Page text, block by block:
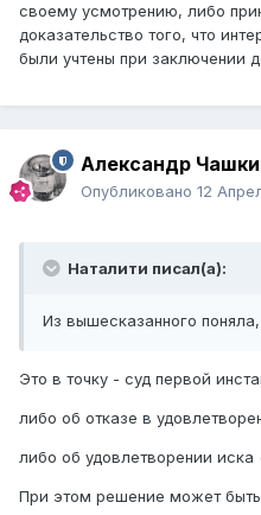
своему усмотрению, либо
доказательство того, что
были учтены при заключении
Александр
Опубликовано 12
Наталити писал(а):
Из вышесказанного поняла,
Это в точку - суд первой
либо об отказе в
либо об удовлетворении иска
При этом решение может